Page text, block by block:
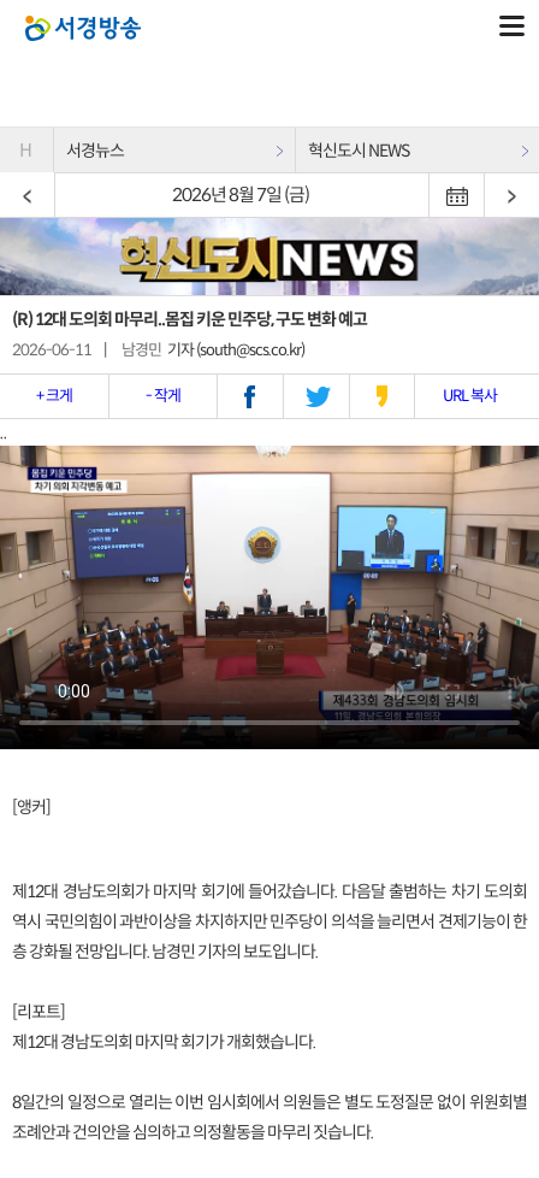
H 서경뉴스 혁신도시 NEWS
2026년 8월 7일 (금)
(R) 12대 도의회 마무리..몸집 키운 민주당, 구도 변화 예고
2026-06-11 남경민 기자 (south@scs.co.kr)
+ 크게 - 작게 URL 복사
..
[앵커]
제12대 경남도의회가 마지막 회기에 들어갔습니다. 다음달 출범하는 차기 도의회
역시 국민의힘이 과반이상을 차지하지만 민주당이 의석을 늘리면서 견제기능이 한
층 강화될 전망입니다. 남경민 기자의 보도입니다.
[리포트]
제12대 경남도의회 마지막 회기가 개회했습니다.
8일간의 일정으로 열리는 이번 임시회에서 의원들은 별도 도정질문 없이 위원회별
조례안과 건의안을 심의하고 의정활동을 마무리 짓습니다.